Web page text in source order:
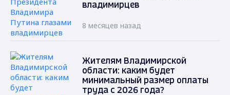
владимирцев
8 месяцев назад
Жителям Владимирской
области: каким будет
минимальный размер оплаты
труда с 2026 года?